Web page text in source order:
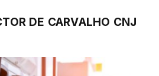
DE CARVALHO CNJ